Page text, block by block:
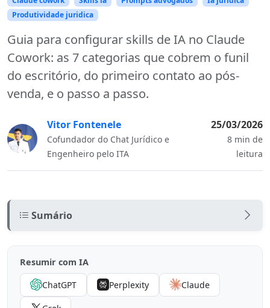
Produtividade juridica
Guia para configurar skills de IA no Claude
Cowork: as 7 categorias que cobrem o funil
do escritório, do primeiro contato ao pós-
venda, e o passo a passo.
Vitor Fontenele
Cofundador do Chat Jurídico e
Engenheiro pelo ITA
25/03/2026
8 min de
leitura
Sumário
As 7 categorias de skills que todo escritório precisa
1. Triagem (2 skills)
Resumir com IA
ChatGPT
Perplexity Claude